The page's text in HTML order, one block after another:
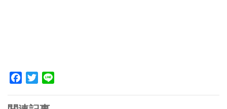
Facebook
Twitter